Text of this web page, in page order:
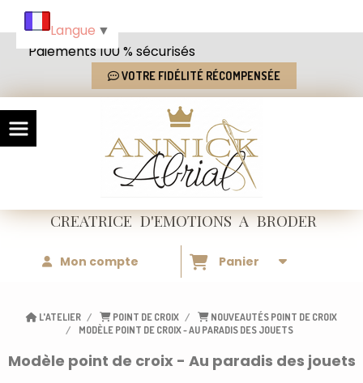
Paiements 100 % sécurisés
VOTRE FIDÉLITÉ RÉCOMPENSÉE
CREATRICED'EMOTIONSA BRODER
Mon compte Panier
L'ATELIER POINT DE CROIX
NOUVEAUTÉS POINT DE CROIX
MODÈLE POINT DE CROIX - AU PARADIS DES JOUETS
Modèle point de croix - Au paradis des jouets
Langue ▼